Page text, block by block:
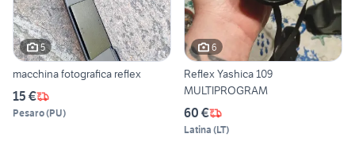
5
macchina fotografica reflex
15 €
Pesaro(PU)
6
Reflex Yashica 109
MULTIPROGRAM
60 €
Latina (LT)